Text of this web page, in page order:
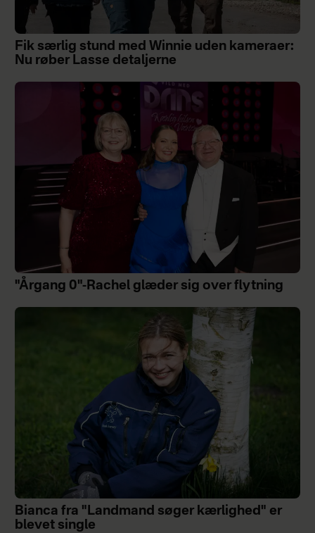
Fik særlig stund med Winnie uden kameraer:
Nu røber Lasse detaljerne
"Årgang 0"-Rachel glæder sig over flytning
Bianca fra "Landmand søger kærlighed" er
blevet single